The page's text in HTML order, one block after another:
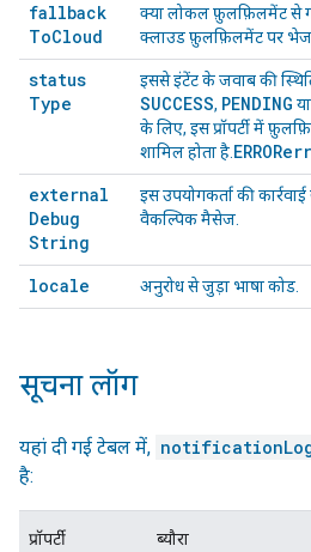
fallback
ToCloud
क्या लोकल फ़ुलफ़िलमेंट से
क्लाउड फ़ुलफ़िलमेंट पर
status
Type
इससे इंटेंट के जवाब की
SUCCESS, PENDING या
के लिए, इस प्रॉपर्टी में
शामिल होता है. ERROR
external
Debug
String
इस उपयोगकर्ता की
वैकल्पिक मैसेज.
locale अनुरोध से जुड़ा भाषा कोड.
सूचना लॉग
यहां दी गई टेबल में,
है:
प्रॉपर्टी ब्यौरा